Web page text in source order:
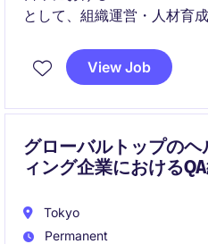
として、組織運営・人材育
成長中の日本市場において
強化し、将来の拡大を支え
View Job
グローバルトップの
ィング企業における
Tokyo
Permanent